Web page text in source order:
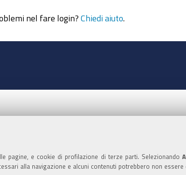
pagine, e cookie di profilazione di terze parti. Selezionando
alla navigazione e alcuni contenuti potrebbero non
nel fare login? Chiedi aiuto